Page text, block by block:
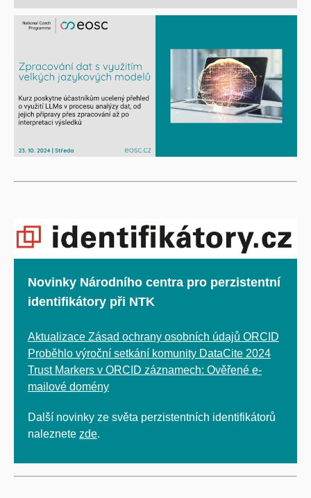
Novinky Národního centra pro perzistentní
identifikátory při NTK
Aktualizace Zásad ochrany osobních údajů ORCID
Proběhlo výroční setkání komunity DataCite 2024
Trust Markers v ORCID záznamech: Ověřené e-
mailové domény
Další novinky ze světa perzistentních identifikátorů
naleznete zde.